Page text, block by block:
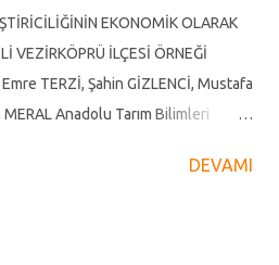
ve petrokimyanın kullanıldığı
özelliklere sahip bir bitkidir.
EKONOMİK OLARAK
VEZİRKÖPRÜ İLÇESİ ÖRNEĞİ
TERZİ, Şahin GİZLENCİ, Mustafa
Anadolu Tarım Bilimleri
kenevir yetiştiriciliğininDEVAMI